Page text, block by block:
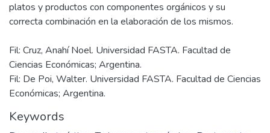
platos y productos con componentes orgánicos y su
Fil: Cruz, Anahí Noel. Universidad FASTA. Facultad de
Ciencias Económicas; Argentina.
Fil: De Poi, Walter. Universidad FASTA. Facultad de Ciencias
Económicas; Argentina.
Keywords